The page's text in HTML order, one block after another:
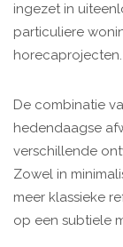
ingezet in
particuliere
horecaprojecten.
De combinatie
hedendaagse
verschillende
Zowel in
meer klassieke
op een subtiele